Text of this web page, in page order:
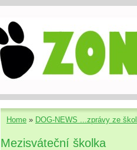
Home » DOG-NEWS ...zprávy ze
Mezisváteční školka